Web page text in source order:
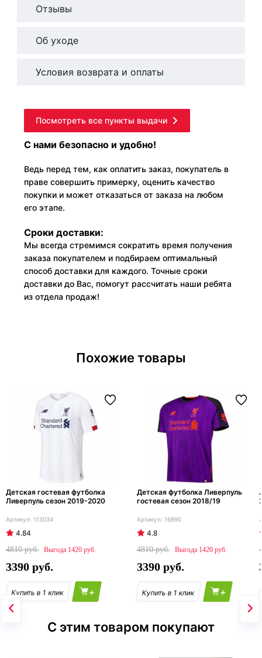
Отзывы
Об уходе
Условия возврата и оплаты
Посмотреть все пункты выдачи
С нами безопасно и удобно!
Ведь перед тем, как оплатить заказ, покупатель в
праве совершить примерку, оценить качество
покупки и может отказаться от заказа на любом
его этапе.
Сроки доставки:
Мы всегда стремимся сократить время получения
заказа покупателем и подбираем оптимальный
способ доставки для каждого. Точные сроки
доставки до Вас, помогут рассчитать наши ребята
из отдела продаж!
Похожие товары
Детская гостевая футболка
Ливерпуль сезон 2019-2020
113034
4.84
4810
1420
3390
+
Детская футболка Ливерпуль
гостевая сезон 2018/19
16890
4.8
4810
1420
3390
+
С этим товаром покупают